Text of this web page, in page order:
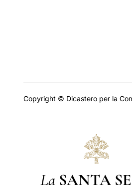
Copyright © Dicastero per la
La SANTA